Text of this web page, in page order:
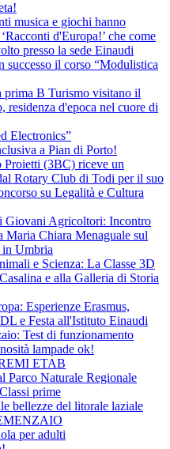
musica e giochi hanno
d'Europa!’ che come
presso la sede Einaudi
successo il corso “Modulistica
prima B Turismo visitano il
d'epoca nel cuore di
Electronics”
a Pian di Porto!
(3BC) riceve un
Rotary Club di Todi per il suo
su Legalità e Cultura
Giovani Agricoltori: Incontro
Maria Chiara Menaguale sul
Umbria
e Scienza: La Classe 3D
e alla Galleria di Storia
Esperienze Erasmus,
e Festa all'Istituto Einaudi
Test di funzionamento
lampade ok!
ETAB
Parco Naturale Regionale
prime
bellezze del litorale laziale
per adulti